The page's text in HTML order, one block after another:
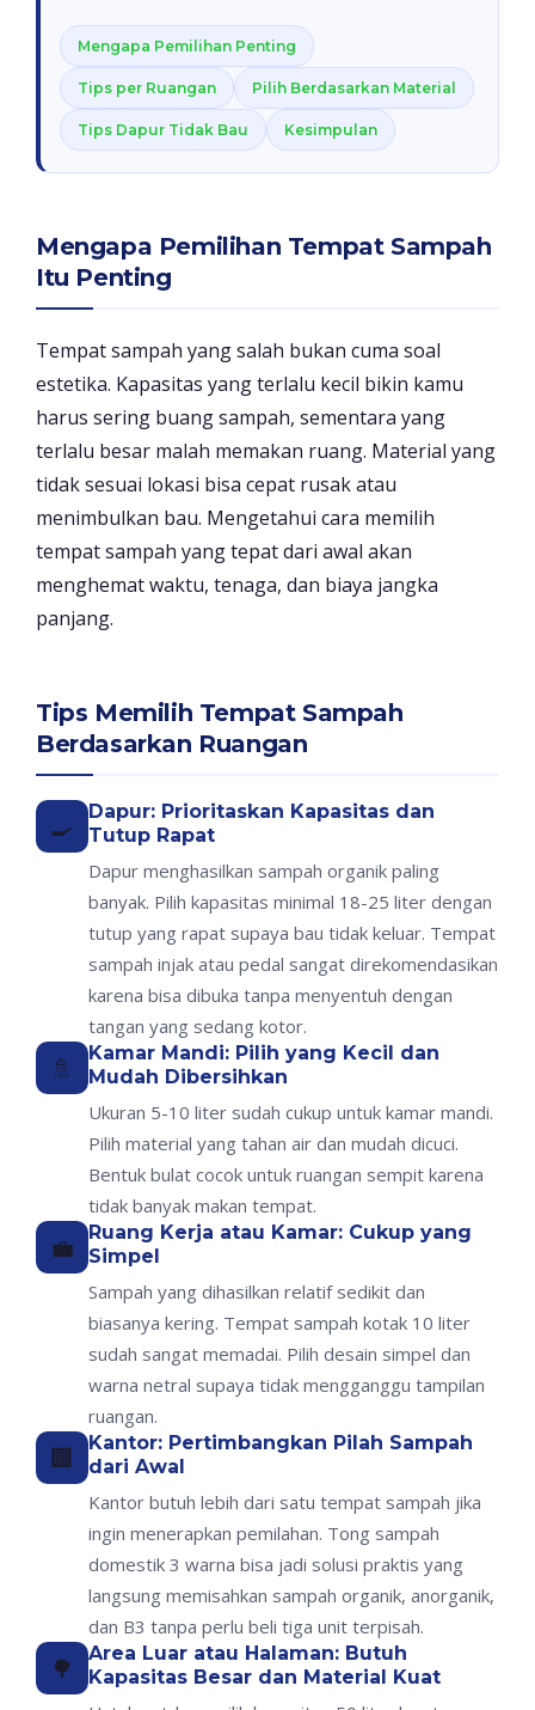
Mengapa Pemilihan Penting
Tips per Ruangan Pilih Berdasarkan Material
Tips Dapur Tidak Bau Kesimpulan
Mengapa Pemilihan Tempat Sampah
Itu Penting
Tempat sampah yang salah bukan cuma soal
estetika. Kapasitas yang terlalu kecil bikin kamu
harus sering buang sampah, sementara yang
terlalu besar malah memakan ruang. Material yang
tidak sesuai lokasi bisa cepat rusak atau
menimbulkan bau. Mengetahui cara memilih
tempat sampah yang tepat dari awal akan
menghemat waktu, tenaga, dan biaya jangka
panjang.
Tips Memilih Tempat Sampah
Berdasarkan Ruangan
🍳
Dapur: Prioritaskan Kapasitas dan
Tutup Rapat
Dapur menghasilkan sampah organik paling
banyak. Pilih kapasitas minimal 18-25 liter dengan
tutup yang rapat supaya bau tidak keluar. Tempat
sampah injak atau pedal sangat direkomendasikan
karena bisa dibuka tanpa menyentuh dengan
tangan yang sedang kotor.
🚿
Kamar Mandi: Pilih yang Kecil dan
Mudah Dibersihkan
Ukuran 5-10 liter sudah cukup untuk kamar mandi.
Pilih material yang tahan air dan mudah dicuci.
Bentuk bulat cocok untuk ruangan sempit karena
tidak banyak makan tempat.
💼
Ruang Kerja atau Kamar: Cukup yang
Simpel
Sampah yang dihasilkan relatif sedikit dan
biasanya kering. Tempat sampah kotak 10 liter
sudah sangat memadai. Pilih desain simpel dan
warna netral supaya tidak mengganggu tampilan
ruangan.
🏢
Kantor: Pertimbangkan Pilah Sampah
dari Awal
Kantor butuh lebih dari satu tempat sampah jika
ingin menerapkan pemilahan. Tong sampah
domestik 3 warna bisa jadi solusi praktis yang
langsung memisahkan sampah organik, anorganik,
dan B3 tanpa perlu beli tiga unit terpisah.
🌳
Area Luar atau Halaman: Butuh
Kapasitas Besar dan Material Kuat